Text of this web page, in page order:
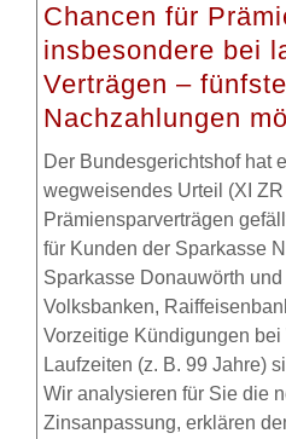
Chancen für
insbesondere bei
Verträgen –
Nachzahlungen
Der Bundesgerichtshof hat
wegweisendes Urteil (XI
Prämiensparverträgen
für Kunden der Sparkasse
Sparkasse Donauwörth
Volksbanken,
Vorzeitige Kündigungen bei
Laufzeiten (z. B. 99 Jahre)
Wir analysieren für Sie die
Zinsanpassung, erklären